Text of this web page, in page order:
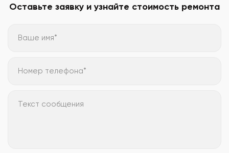
Оставьте заявку и узнайте стоимость ремонта
Ваше имя*
Номер телефона*
Текст сообщения